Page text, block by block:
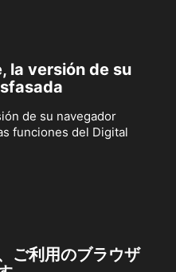
la versión de su
de su navegador
funciones del Digital
ご利用のブラウザ